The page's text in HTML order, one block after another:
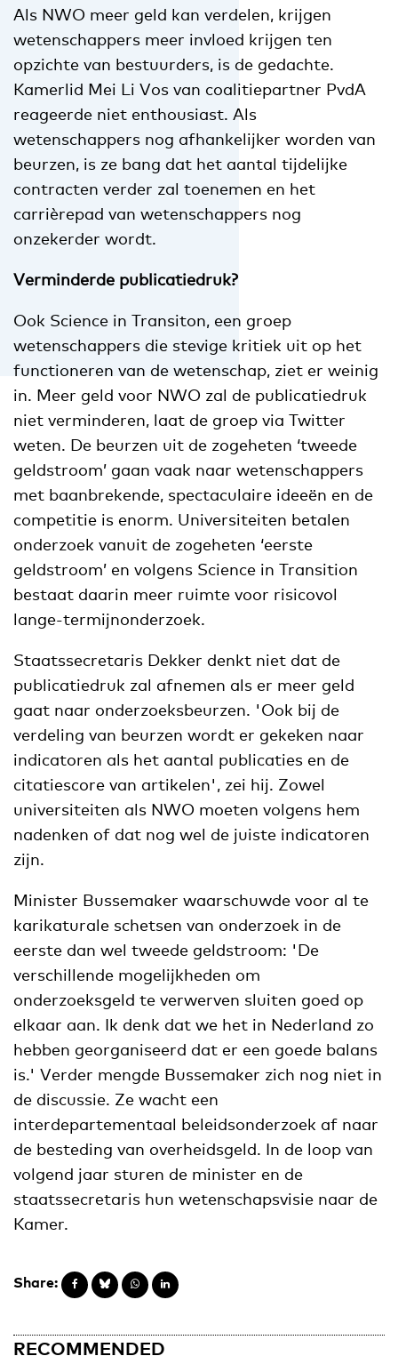
Als NWO meer geld kan verdelen, krijgen
wetenschappers meer invloed krijgen ten
opzichte van bestuurders, is de gedachte.
Kamerlid Mei Li Vos van coalitiepartner PvdA
reageerde niet enthousiast. Als
wetenschappers nog afhankelijker worden van
beurzen, is ze bang dat het aantal tijdelijke
contracten verder zal toenemen en het
carrièrepad van wetenschappers nog
onzekerder wordt.
Verminderde publicatiedruk?
Ook Science in Transiton, een groep
wetenschappers die stevige kritiek uit op het
functioneren van de wetenschap, ziet er weinig
in. Meer geld voor NWO zal de publicatiedruk
niet verminderen, laat de groep via Twitter
weten. De beurzen uit de zogeheten ‘tweede
geldstroom’ gaan vaak naar wetenschappers
met baanbrekende, spectaculaire ideeën en de
competitie is enorm. Universiteiten betalen
onderzoek vanuit de zogeheten ‘eerste
geldstroom’ en volgens Science in Transition
bestaat daarin meer ruimte voor risicovol
lange-termijnonderzoek.
Staatssecretaris Dekker denkt niet dat de
publicatiedruk zal afnemen als er meer geld
gaat naar onderzoeksbeurzen. 'Ook bij de
verdeling van beurzen wordt er gekeken naar
indicatoren als het aantal publicaties en de
citatiescore van artikelen', zei hij. Zowel
universiteiten als NWO moeten volgens hem
nadenken of dat nog wel de juiste indicatoren
zijn.
Minister Bussemaker waarschuwde voor al te
karikaturale schetsen van onderzoek in de
eerste dan wel tweede geldstroom: 'De
verschillende mogelijkheden om
onderzoeksgeld te verwerven sluiten goed op
elkaar aan. Ik denk dat we het in Nederland zo
hebben georganiseerd dat er een goede balans
is.' Verder mengde Bussemaker zich nog niet in
de discussie. Ze wacht een
interdepartementaal beleidsonderzoek af naar
de besteding van overheidsgeld. In de loop van
volgend jaar sturen de minister en de
staatssecretaris hun wetenschapsvisie naar de
Kamer.
Share:
RECOMMENDED